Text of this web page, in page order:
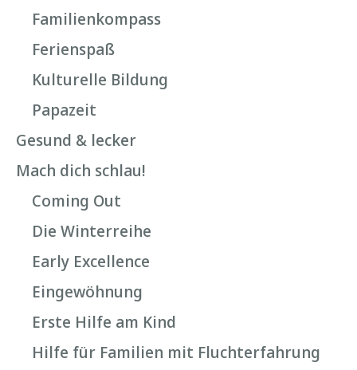
Familienkompass
Ferienspaß
Kulturelle Bildung
Papazeit
Gesund & lecker
Mach dich schlau!
Coming Out
Die Winterreihe
Early Excellence
Eingewöhnung
Erste Hilfe am Kind
Hilfe für Familien mit Fluchterfahrung